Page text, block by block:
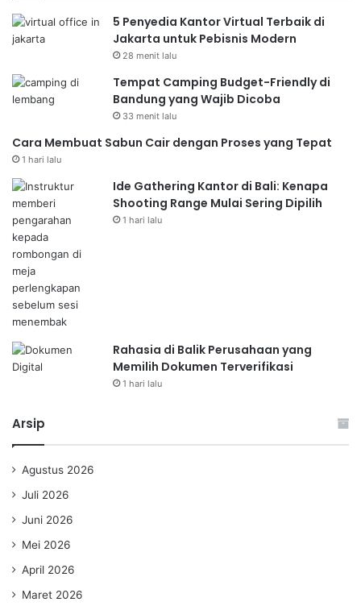
5 Penyedia Kantor Virtual Terbaik di
Jakarta untuk Pebisnis Modern
28 menit lalu
Tempat Camping Budget-Friendly di
Bandung yang Wajib Dicoba
33 menit lalu
Cara Membuat Sabun Cair dengan Proses yang Tepat
1 hari lalu
Ide Gathering Kantor di Bali: Kenapa
Shooting Range Mulai Sering Dipilih
1 hari lalu
Rahasia di Balik Perusahaan yang
Memilih Dokumen Terverifikasi
1 hari lalu
Arsip
Agustus 2026
Juli 2026
Juni 2026
Mei 2026
April 2026
Maret 2026